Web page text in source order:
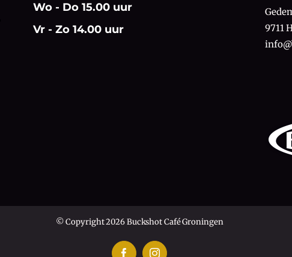
Wo - Do 15.00 uur
Vr - Zo 14.00 uur
9711
© Copyright 2026 Buckshot Café Groningen